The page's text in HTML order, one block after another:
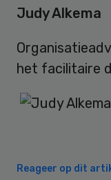
Judy Alkema
het facilitaire
Reageer op dit